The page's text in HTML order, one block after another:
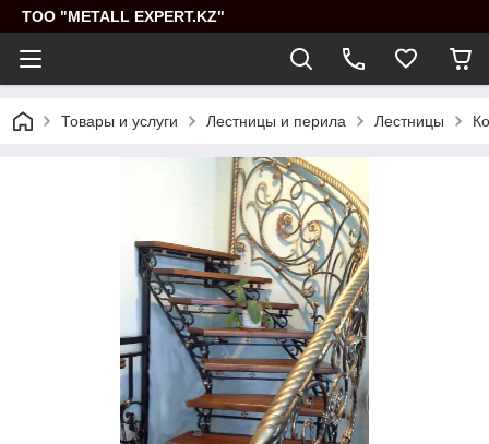
ТОО "METALL EXPERT.KZ"
Товары и услуги Лестницы и перила Лестницы